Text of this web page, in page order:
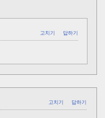
고치기 답하기
고치기 답하기